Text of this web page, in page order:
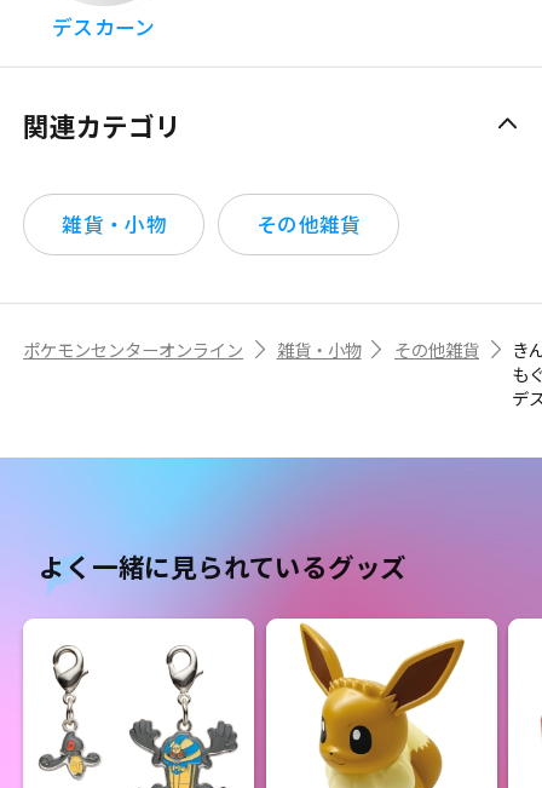
デスカーン
関連カテゴリ
雑貨・小物 その他雑貨
ポケモンセンターオンライン 雑貨・小物 その他雑貨
き
も
デ
よく一緒に見られているグッズ